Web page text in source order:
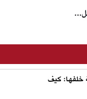
خلفها: كيف